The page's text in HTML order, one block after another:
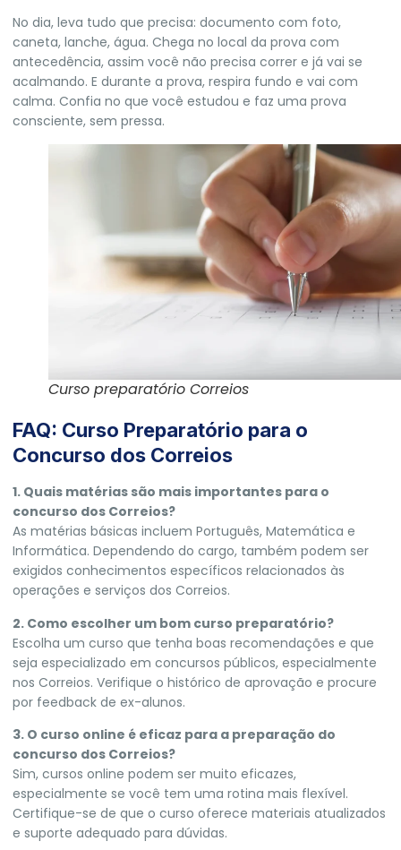
No dia, leva tudo que precisa: documento com foto,
caneta, lanche, água. Chega no local da prova com
antecedência, assim você não precisa correr e já vai se
acalmando. E durante a prova, respira fundo e vai com
calma. Confia no que você estudou e faz uma prova
consciente, sem pressa.
Curso preparatório Correios
FAQ: Curso Preparatório para o
Concurso dos Correios
1. Quais matérias são mais importantes para o
concurso dos Correios?
As matérias básicas incluem Português, Matemática e
Informática. Dependendo do cargo, também podem ser
exigidos conhecimentos específicos relacionados às
operações e serviços dos Correios.
2. Como escolher um bom curso preparatório?
Escolha um curso que tenha boas recomendações e que
seja especializado em concursos públicos, especialmente
nos Correios. Verifique o histórico de aprovação e procure
por feedback de ex-alunos.
3. O curso online é eficaz para a preparação do
concurso dos Correios?
Sim, cursos online podem ser muito eficazes,
especialmente se você tem uma rotina mais flexível.
Certifique-se de que o curso oferece materiais atualizados
e suporte adequado para dúvidas.